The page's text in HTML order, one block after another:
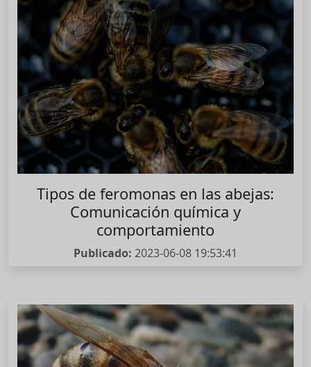
Tipos de feromonas en las abejas:
Comunicación química y
comportamiento
Publicado: 2023-06-08 19:53:41